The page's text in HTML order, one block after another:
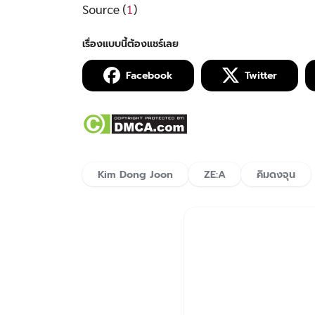
Source (1)
Facebook Twitter
Kim Dong Joon ZE:A คิมดงจุน